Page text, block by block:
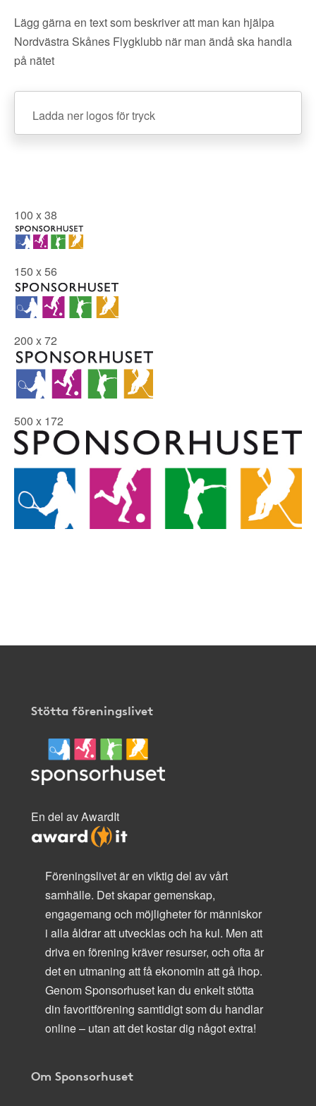
Lägg gärna en text som beskriver att man kan hjälpa
Nordvästra Skånes Flygklubb när man ändå ska handla
på nätet
Ladda ner logos för tryck
100 x 38
150 x 56
200 x 72
500 x 172
Stötta föreningslivet
En del av AwardIt
Föreningslivet är en viktig del av vårt
samhälle. Det skapar gemenskap,
engagemang och möjligheter för människor
i alla åldrar att utvecklas och ha kul. Men att
driva en förening kräver resurser, och ofta är
det en utmaning att få ekonomin att gå ihop.
Genom Sponsorhuset kan du enkelt stötta
din favoritförening samtidigt som du handlar
online – utan att det kostar dig något extra!
Om Sponsorhuset